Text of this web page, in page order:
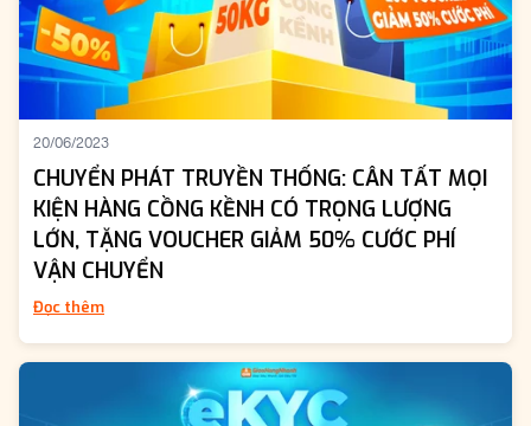
20/06/2023
CHUYỂN PHÁT TRUYỀN THỐNG: CÂN TẤT MỌI
KIỆN HÀNG CỒNG KỀNH CÓ TRỌNG LƯỢNG
LỚN, TẶNG VOUCHER GIẢM 50% CƯỚC PHÍ
VẬN CHUYỂN
Đọc thêm